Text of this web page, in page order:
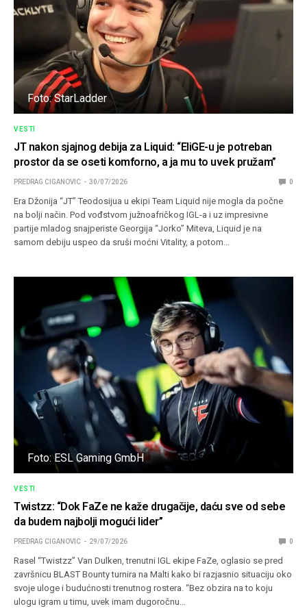
Foto: StarLadder
VESTI
JT nakon sjajnog debija za Liquid: “EliGE-u je potreban
prostor da se oseti komforno, a ja mu to uvek pružam”
PREDRAG CIGANOVIC 30/07/2026 0
Era Džonija “JT” Teodosijua u ekipi Team Liquid nije mogla da počne
na bolji način. Pod vođstvom južnoafričkog IGL-a i uz impresivne
partije mladog snajperiste Georgija “Jorko” Miteva, Liquid je na
samom debiju uspeo da sruši moćni Vitality, a potom…
Foto: ESL Gaming GmbH
VESTI
Twistzz: “Dok FaZe ne kaže drugačije, daću sve od sebe
da budem najbolji mogući lider”
PREDRAG CIGANOVIC 29/07/2026 0
Rasel “Twistzz” Van Dulken, trenutni IGL ekipe FaZe, oglasio se pred
završnicu BLAST Bounty turnira na Malti kako bi razjasnio situaciju oko
svoje uloge i budućnosti trenutnog rostera. “Bez obzira na to koju
ulogu igram u timu, uvek imam dugoročnu…